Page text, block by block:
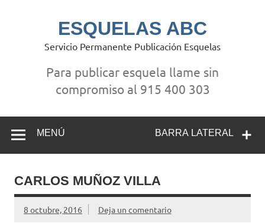
ESQUELAS ABC
Servicio Permanente Publicación Esquelas
Para publicar esquela llame sin
compromiso al 915 400 303
BARRA LATERAL
MENÚ
CARLOS MUÑOZ VILLA
8 octubre, 2016 Deja un comentario